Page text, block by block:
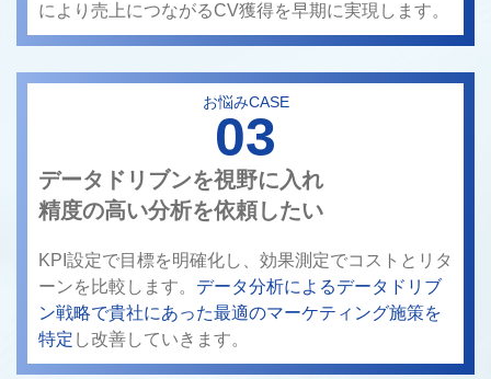
により売上につながるCV獲得を早期に実現します。
お悩みCASE
03
データドリブンを視野に入れ
精度の高い分析を依頼したい
KPI設定で目標を明確化し、効果測定でコストとリタ
ーンを比較します。 データ分析によるデータドリブ
ン戦略で貴社にあった最適のマーケティング施策を
特定 し改善していきます。